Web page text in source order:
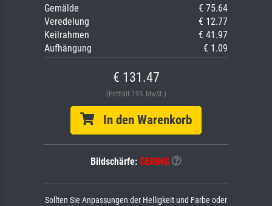
Gemälde
€ 75.64
Veredelung
€ 12.77
Keilrahmen
€ 41.97
Aufhängung
€ 1.09
€ 131.47
(Enthält 19% MwSt.)
In den Warenkorb
Bildschärfe: GERING
Sollten Sie Anpassungen der Helligkeit und Farbe oder